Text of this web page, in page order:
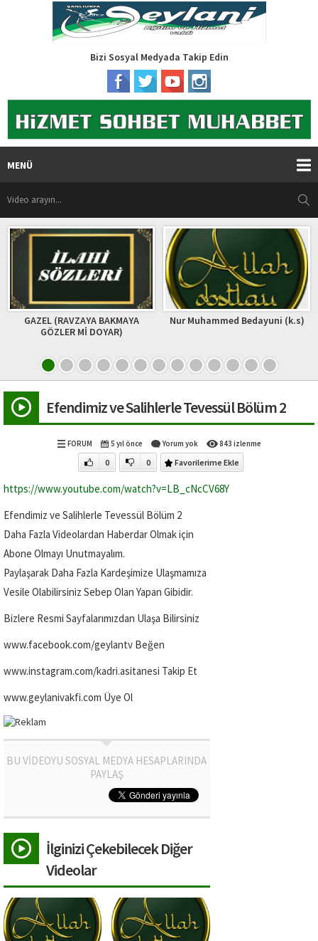
Bizi Sosyal Medyada Takip Edin
MENÜ
GAZEL (RAVZAYA BAKMAYA
GÖZLER Mİ DOYAR)
Nur Muhammed Bedayuni (k.s)
Efendimiz ve Salihlerle Tevessül Bölüm 2
FORUM 5 yıl önce Yorum yok 843 izlenme
0 0 Favorilerime Ekle
https://www.youtube.com/watch?v=LB_cNcCV68Y
Efendimiz ve Salihlerle Tevessül Bölüm 2
Daha Fazla Videolardan Haberdar Olmak için
Abone Olmayı Unutmayalım.
Paylaşarak Daha Fazla Kardeşimize Ulaşmamıza
Vesile Olabilirsiniz Sebep Olan Yapan Gibidir.
Bizlere Resmi Sayfalarımızdan Ulaşa Bilirsiniz
www.facebook.com/geylantv Beğen
www.instagram.com/kadri.asitanesi Takip Et
www.geylanivakfi.com Üye Ol
BU VİDEOYU SOSYAL MEDYA HESAPLARINDA
PAYLAŞ
İlginizi Çekebilecek Diğer
Videolar